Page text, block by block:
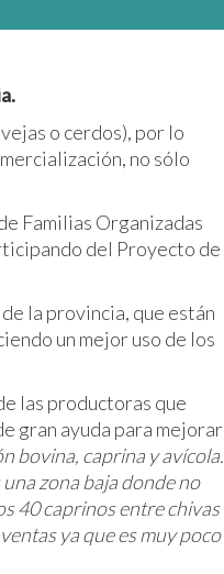
o cerdos), por lo
no sólo
Familias Organizadas
del Proyecto de
la provincia, que están
un mejor uso de los
las productoras que
gran ayuda para mejorar
bovina, caprina y avícola.
zona baja donde no
40 caprinos entre chivas
ya que es muy poco